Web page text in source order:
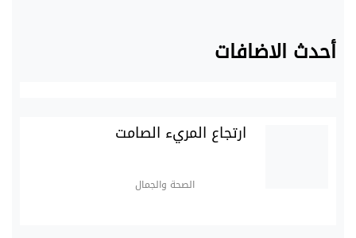
أحدث الاضافات
ارتجاع المريء الصامت
الصحة والجمال